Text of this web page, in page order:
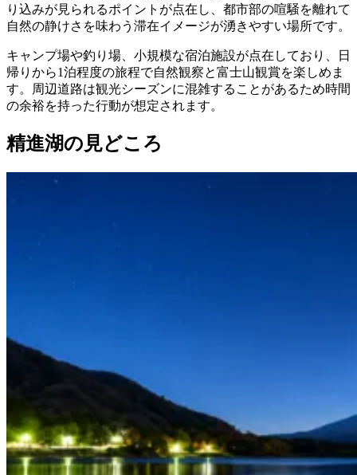
り込みが見られるポイントが点在し、都市部の喧騒を離れて
自然の静けさを味わう滞在イメージが湧きやすい場所です。
キャンプ場や釣り場、小規模な宿泊施設が点在しており、日
帰りから1泊程度の旅程で自然観察と富士山観賞を楽しめま
す。周辺道路は観光シーズンに混雑することがあるため時間
の余裕を持った行動が想定されます。
精進湖の見どころ